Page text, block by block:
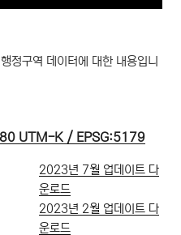
정구역 데이터에 대한 내용입니
UTM-K / EPSG:5179
2023년 7월 업데이트 다
운로드
2023년 2월 업데이트 다
운로드